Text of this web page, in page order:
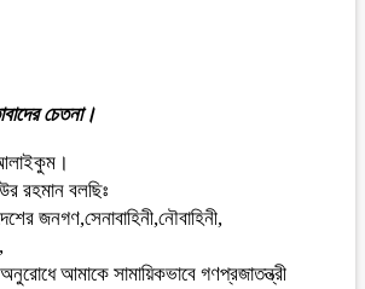
চেতনা।
রহমান বলছিঃ
জনগণ,সেনাবাহিনী,নৌবাহিনী,
আমাকে সামায়িকভাবে গণপ্রজাতন্ত্রী